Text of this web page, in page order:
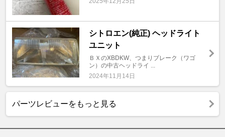
シトロエン(純正) ヘッドライト
ユニット
ＢＸのXBDKW、つまりブレーク（ワゴ
ン）の中古ヘッドライ ...
2024年11月14日
パーツレビューをもっと見る